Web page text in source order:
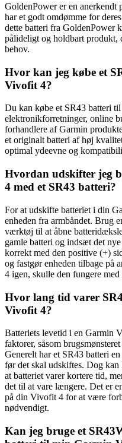
GoldenPower er en anerkendt
har et godt omdømme for
dette batteri fra GoldenPower
pålideligt og holdbart produkt,
behov.
Hvor kan jeg købe et
Vivofit 4?
Du kan købe et SR43 batteri
elektronikforretninger, online
forhandlere af Garmin
et originalt batteri af høj
optimal ydeevne og
Hvordan udskifter jeg
4 med et SR43 batteri?
For at udskifte batteriet i din
enheden fra armbåndet. Brug
værktøj til at åbne
gamle batteri og indsæt det
korrekt med den positive (+)
og fastgør enheden tilbage på
4 igen, skulle den fungere med
Hvor lang tid varer
Vivofit 4?
Batteriets levetid i en Garmin
faktorer, såsom
Generelt har et SR43 batteri
før det skal udskiftes. Dog
at batteriet varer kortere tid,
det til at vare længere. Det er
på din Vivofit 4 for at være
nødvendigt.
Kan jeg bruge et